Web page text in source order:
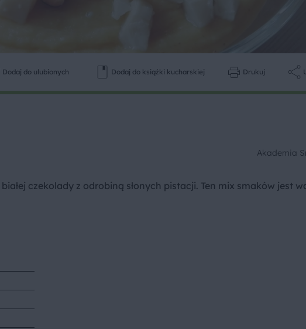
Dodaj do ulubionych Dodaj do książki kucharskiej Drukuj
Akademia
czekolady z odrobiną słonych pistacji. Ten mix smaków jest